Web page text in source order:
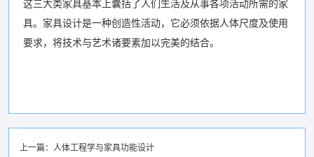
这三大类家具基本上囊括了人们生活及从事各项活动所需的家
具。家具设计是一种创造性活动，它必须依据人体尺度及使用
要求，将技术与艺术诸要素加以完美的结合。
上一篇： 人体工程学与家具功能设计